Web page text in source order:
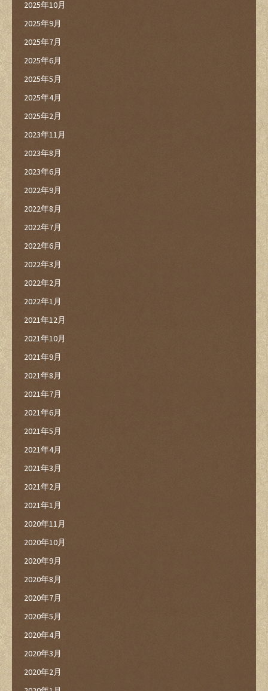
2025年10月
2025年9月
2025年7月
2025年6月
2025年5月
2025年4月
2025年2月
2023年11月
2023年8月
2023年6月
2022年9月
2022年8月
2022年7月
2022年6月
2022年3月
2022年2月
2022年1月
2021年12月
2021年10月
2021年9月
2021年8月
2021年7月
2021年6月
2021年5月
2021年4月
2021年3月
2021年2月
2021年1月
2020年11月
2020年10月
2020年9月
2020年8月
2020年7月
2020年5月
2020年4月
2020年3月
2020年2月